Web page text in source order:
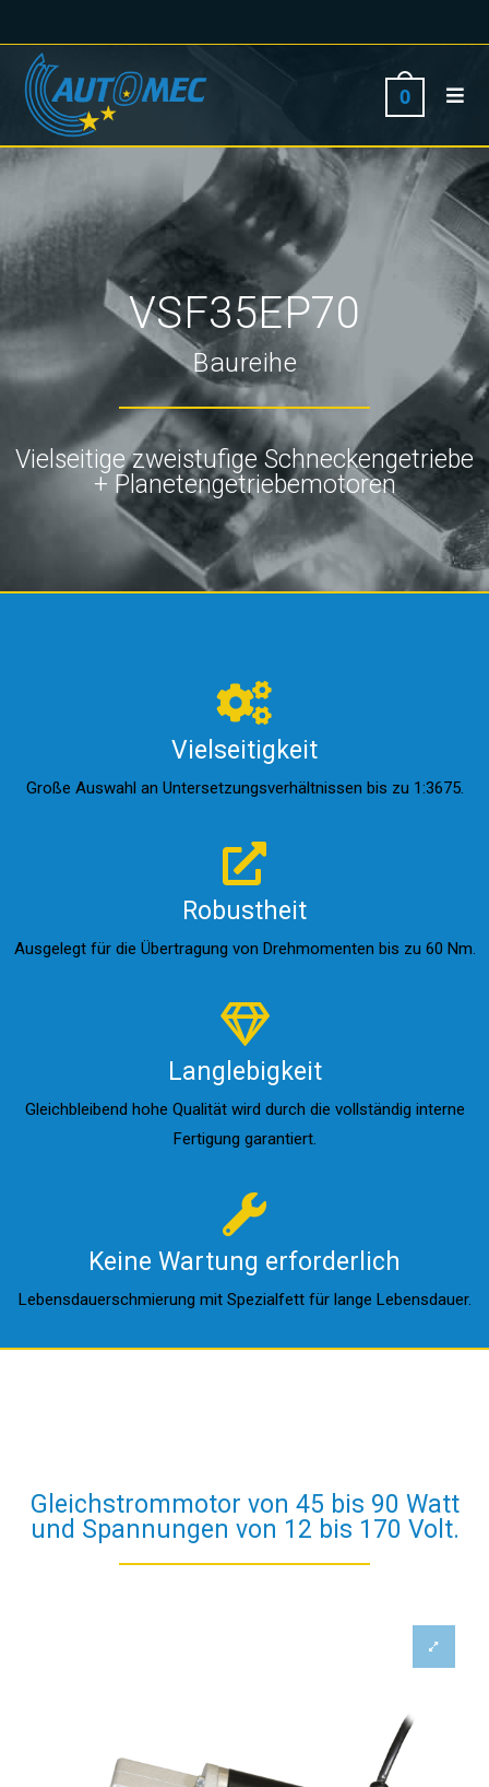
0
VSF35EP70
Baureihe
Vielseitige zweistufige Schneckengetriebe
+ Planetengetriebemotoren
Vielseitigkeit
Große Auswahl an Untersetzungsverhältnissen bis zu 1:3675.
Robustheit
Ausgelegt für die Übertragung von Drehmomenten bis zu 60 Nm.
Langlebigkeit
Gleichbleibend hohe Qualität wird durch die vollständig interne
Fertigung garantiert.
Keine Wartung erforderlich
Lebensdauerschmierung mit Spezialfett für lange Lebensdauer.
Gleichstrommotor von 45 bis 90 Watt
und Spannungen von 12 bis 170 Volt.